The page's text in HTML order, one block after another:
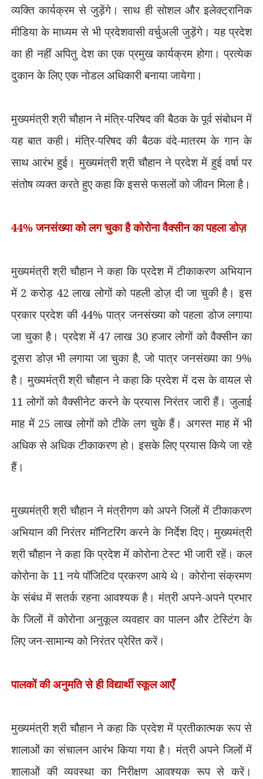
व्यक्ति कार्यक्रम से जुड़ेंगे। साथ ही सोशल और इलेक्ट्रानिक
मीडिया के माध्यम से भी प्रदेशवासी वर्चुअली जुड़ेंगे। यह प्रदेश
का ही नहीं अपितु देश का एक प्रमुख कार्यक्रम होगा। प्रत्येक
दुकान के लिए एक नोडल अधिकारी बनाया जायेगा।
मुख्यमंत्री श्री चौहान ने मंत्रि-परिषद की बैठक के पूर्व संबोधन में
यह बात कही। मंत्रि-परिषद की बैठक वंदे-मातरम के गान के
साथ आरंभ हुई। मुख्यमंत्री श्री चौहान ने प्रदेश में हुई वर्षा पर
संतोष व्यक्त करते हुए कहा कि इससे फसलों को जीवन मिला है।
44% जनसंख्या को लग चुका है कोरोना वैक्सीन का पहला डोज़
मुख्यमंत्री श्री चौहान ने कहा कि प्रदेश में टीकाकरण अभियान
में 2 करोड़ 42 लाख लोगों को पहली डोज़ दी जा चुकी है। इस
प्रकार प्रदेश की 44% पात्र जनसंख्या को पहला डोज लगाया
जा चुका है। प्रदेश में 47 लाख 30 हजार लोगों को वैक्सीन का
दूसरा डोज़ भी लगाया जा चुका है,जो पात्र जनसंख्या का 9%
है। मुख्यमंत्री श्री चौहान ने कहा कि प्रदेश में दस के वायल से
11 लोगों को वैक्सीनेट करने के प्रयास निरंतर जारी हैं। जुलाई
माह में 25 लाख लोगों को टीके लग चुके हैं। अगस्त माह में भी
अधिक से अधिक टीकाकरण हो। इसके लिए प्रयास किये जा रहे
हैं।
मुख्यमंत्री श्री चौहान ने मंत्रीगण को अपने जिलों में टीकाकरण
अभियान की निरंतर मॉनिटरिंग करने के निर्देश दिए। मुख्यमंत्री
श्री चौहान ने कहा कि प्रदेश में कोरोना टेस्ट भी जारी रहें। कल
कोरोना के 11 नये पॉजिटिव प्रकरण आये थे। कोरोना संक्रमण
के संबंध में सतर्क रहना आवश्यक है। मंत्री अपने-अपने प्रभार
के जिलों में कोरोना अनुकूल व्यवहार का पालन और टेस्टिंग के
लिए जन-सामान्य को निरंतर प्रेरित करें।
पालकों की अनुमति से ही विद्यार्थी स्कूल आएँ
मुख्यमंत्री श्री चौहान ने कहा कि प्रदेश में प्रतीकात्मक रूप से
शालाओं का संचालन आरंभ किया गया है। मंत्री अपने जिलों में
शालाओं की व्यवस्था का निरीक्षण आवश्यक रूप से करें।